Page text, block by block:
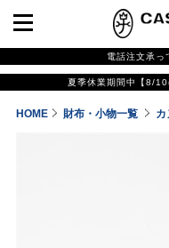
電話注文承っ
夏季休業期間中【8/
HOME 財布・小物一覧 カ